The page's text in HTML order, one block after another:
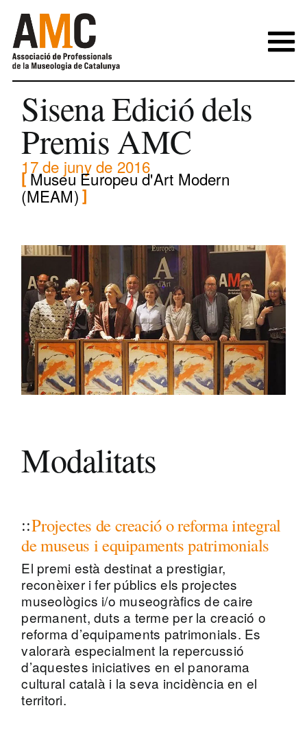
content
Sisena Edició dels
Premis AMC
17 de juny de 2016
Museu Europeu d'Art Modern
(MEAM)
Modalitats
Projectes de creació o reforma integral
de museus i equipaments patrimonials
El premi està destinat a prestigiar,
reconèixer i fer públics els projectes
museològics i/o museogràfics de caire
permanent, duts a terme per la creació o
reforma d’equipaments patrimonials. Es
valorarà especialment la repercussió
d’aquestes iniciatives en el panorama
cultural català i la seva incidència en el
territori.